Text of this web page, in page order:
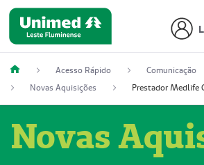
Acesso Rápido
Comunicação
Novas Aquisições
Novas